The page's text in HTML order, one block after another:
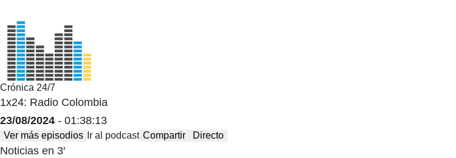
Crónica 24/7
1x24: Radio Colombia
23/08/2024 - 01:38:13
Ver más episodios Ir al podcast Compartir Directo
Noticias en 3′